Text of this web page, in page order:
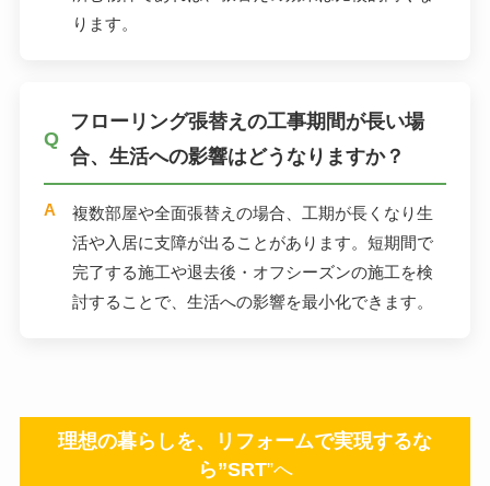
ります。
フローリング張替えの工事期間が長い場
合、生活への影響はどうなりますか？
複数部屋や全面張替えの場合、工期が長くなり生
活や入居に支障が出ることがあります。短期間で
完了する施工や退去後・オフシーズンの施工を検
討することで、生活への影響を最小化できます。
理想の暮らしを、リフォームで実現するな
ら”SRT”へ